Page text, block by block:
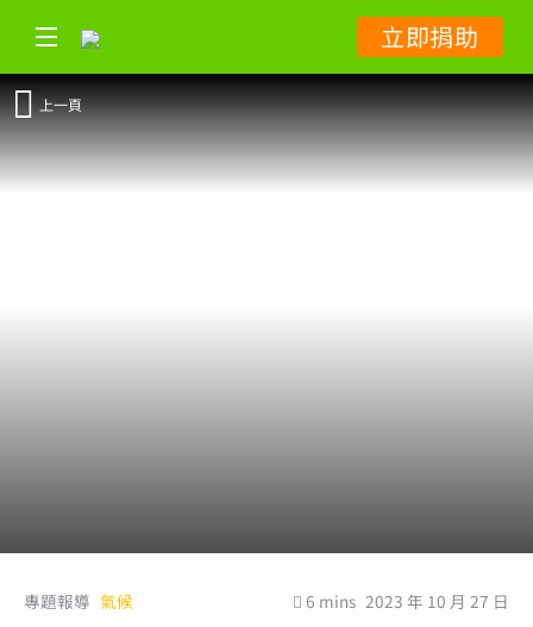
立即捐助
上一頁
專題報導 氣候 6 mins 2023 年 10 月 27 日